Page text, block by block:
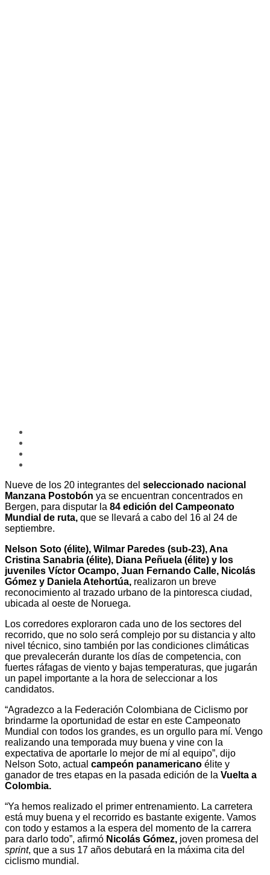
Nueve de los 20 integrantes del seleccionado nacional
Manzana Postobón ya se encuentran concentrados en
Bergen, para disputar la 84 edición del Campeonato
Mundial de ruta, que se llevará a cabo del 16 al 24 de
septiembre.
Nelson Soto (élite), Wilmar Paredes (sub-23), Ana
Cristina Sanabria (élite), Diana Peñuela (élite) y los
juveniles Víctor Ocampo, Juan Fernando Calle, Nicolás
Gómez y Daniela Atehortúa, realizaron un breve
reconocimiento al trazado urbano de la pintoresca ciudad,
ubicada al oeste de Noruega.
Los corredores exploraron cada uno de los sectores del
recorrido, que no solo será complejo por su distancia y alto
nivel técnico, sino también por las condiciones climáticas
que prevalecerán durante los días de competencia, con
fuertes ráfagas de viento y bajas temperaturas, que jugarán
un papel importante a la hora de seleccionar a los
candidatos.
“Agradezco a la Federación Colombiana de Ciclismo por
brindarme la oportunidad de estar en este Campeonato
Mundial con todos los grandes, es un orgullo para mí. Vengo
realizando una temporada muy buena y vine con la
expectativa de aportarle lo mejor de mí al equipo”, dijo
Nelson Soto, actual campeón panamericano élite y
ganador de tres etapas en la pasada edición de la Vuelta a
Colombia.
“Ya hemos realizado el primer entrenamiento. La carretera
está muy buena y el recorrido es bastante exigente. Vamos
con todo y estamos a la espera del momento de la carrera
para darlo todo”, afirmó Nicolás Gómez, joven promesa del
sprint, que a sus 17 años debutará en la máxima cita del
ciclismo mundial.